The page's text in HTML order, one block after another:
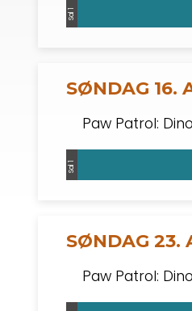
Sal 1
SØNDAG 16.
Paw Patrol:
Sal 1
SØNDAG 23.
Paw Patrol: